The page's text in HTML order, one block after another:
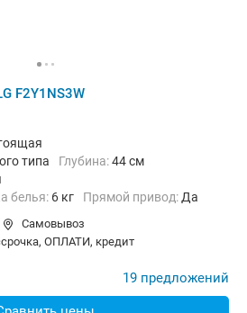
F2Y1NS3W
типа Глубина:44 см
белья: 6 кг прямой привод: Да
детей Ширина: 60 см
Самовывоз
ОПЛАТИ, кредит
19 предложений